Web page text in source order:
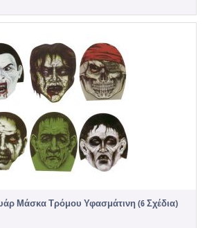
Μάσκα Τρόμου Υφασμάτινη (6 Σχέδια)